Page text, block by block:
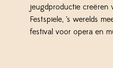
jeugdproductie creëren
Festspiele, ’s werelds
festival voor opera en